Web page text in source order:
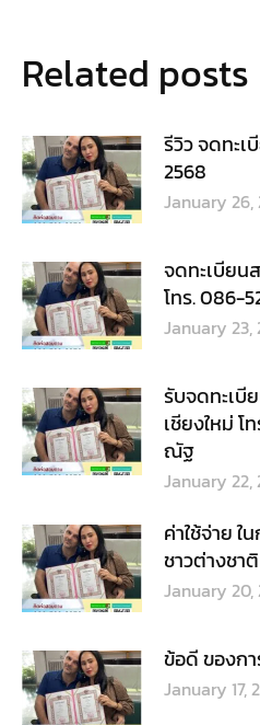
Related posts
รีวิว จดทะ
2568
January 26,
จดทะเบียน
โทร. 086-
January 23,
รับจดทะเบี
เชียงใหม่
ณัฐ
January 22,
ค่าใช้จ่าย ใ
ชาวต่างชา
January 20,
ข้อดี ของก
January 17,